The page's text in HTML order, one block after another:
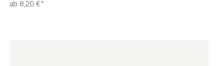
ab 8,20 €*